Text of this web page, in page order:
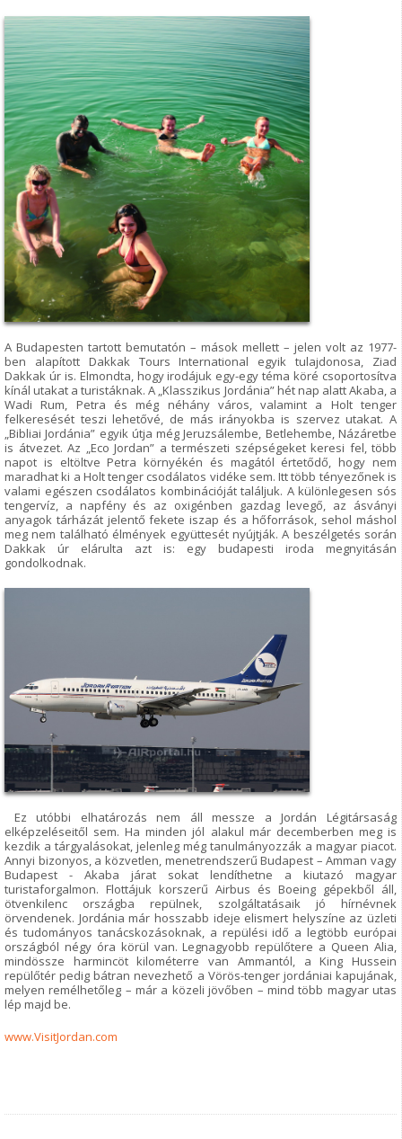
A Budapesten tartott bemutatón – mások mellett – jelen volt az 1977-
ben alapított Dakkak Tours International egyik tulajdonosa, Ziad
Dakkak úr is. Elmondta, hogy irodájuk egy-egy téma köré csoportosítva
kínál utakat a turistáknak. A „Klasszikus Jordánia” hét nap alatt Akaba, a
Wadi Rum, Petra és még néhány város, valamint a Holt tenger
felkeresését teszi lehetővé, de más irányokba is szervez utakat. A
„Bibliai Jordánia” egyik útja még Jeruzsálembe, Betlehembe, Názáretbe
is átvezet. Az „Eco Jordan” a természeti szépségeket keresi fel, több
napot is eltöltve Petra környékén és magától értetődő, hogy nem
maradhat ki a Holt tenger csodálatos vidéke sem. Itt több tényezőnek is
valami egészen csodálatos kombinációját találjuk. A különlegesen sós
tengervíz, a napfény és az oxigénben gazdag levegő, az ásványi
anyagok tárházát jelentő fekete iszap és a hőforrások, sehol máshol
meg nem található élmények együttesét nyújtják. A beszélgetés során
Dakkak úr elárulta azt is: egy budapesti iroda megnyitásán
gondolkodnak.
Ez utóbbi elhatározás nem áll messze a Jordán Légitársaság
elképzeléseitől sem. Ha minden jól alakul már decemberben meg is
kezdik a tárgyalásokat, jelenleg még tanulmányozzák a magyar piacot.
Annyi bizonyos, a közvetlen, menetrendszerű Budapest – Amman vagy
Budapest - Akaba járat sokat lendíthetne a kiutazó magyar
turistaforgalmon. Flottájuk korszerű Airbus és Boeing gépekből áll,
ötvenkilenc országba repülnek, szolgáltatásaik jó hírnévnek
örvendenek. Jordánia már hosszabb ideje elismert helyszíne az üzleti
és tudományos tanácskozásoknak, a repülési idő a legtöbb európai
országból négy óra körül van. Legnagyobb repülőtere a Queen Alia,
mindössze harmincöt kilométerre van Ammantól, a King Hussein
repülőtér pedig bátran nevezhető a Vörös-tenger jordániai kapujának,
melyen remélhetőleg – már a közeli jövőben – mind több magyar utas
lép majd be.
www.VisitJordan.com